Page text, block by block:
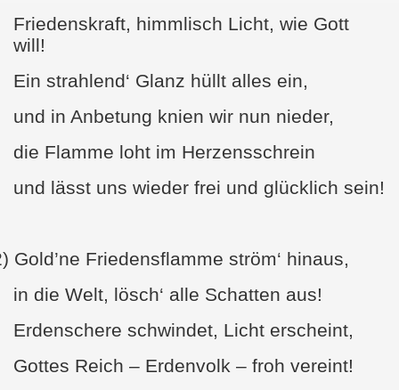
Friedenskraft, himmlisch Licht, wie Gott
will!
Ein strahlend‘ Glanz hüllt alles ein,
und in Anbetung knien wir nun nieder,
die Flamme loht im Herzensschrein
und lässt uns wieder frei und glücklich sein!
Gold’ne Friedensflamme ström‘ hinaus,
in die Welt, lösch‘ alle Schatten aus!
Erdenschere schwindet, Licht erscheint,
Gottes Reich – Erdenvolk – froh vereint!